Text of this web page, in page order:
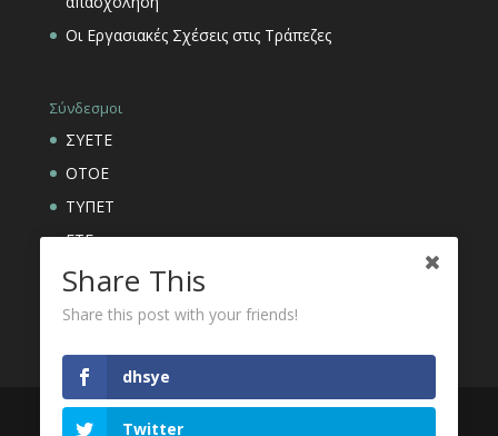
Οι Εργασιακές Σχέσεις στις Τράπεζες
Σύνδεσμοι
ΣΥΕΤΕ
ΟΤΟΕ
ΤΥΠΕΤ
ΕΤΕ
ΑΣΦΑΛΙΣΤΙΚΟΙ ΟΡΓΑΝΙΣΜΟΙ ΕΤΕ
Share This
Share this post with your friends!
dhsye
Twitter